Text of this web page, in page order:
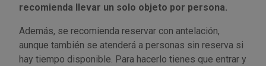
recomienda llevar un solo objeto por persona.
Además, se recomienda reservar con antelación,
aunque también se atenderá a personas sin reserva si
hay tiempo disponible. Para hacerlo tienes que entrar y